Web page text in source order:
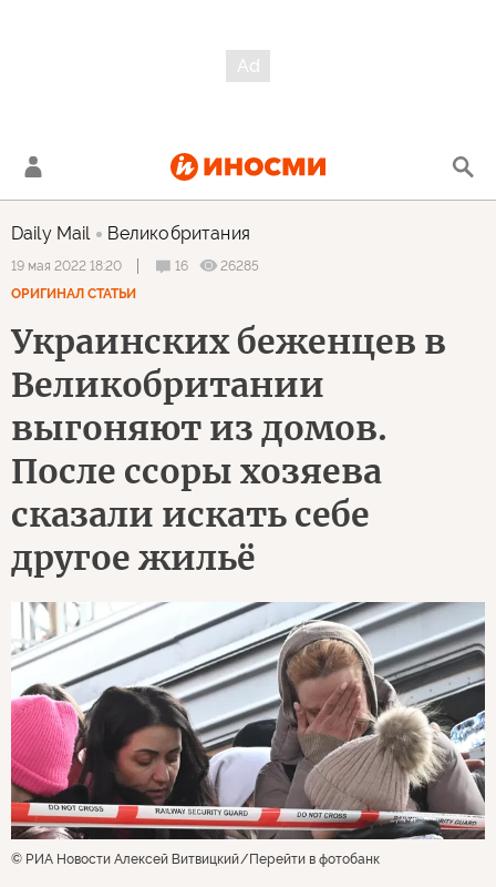
Daily Mail Великобритания
19 мая 2022 18:20 16
26285
ОРИГИНАЛ СТАТЬИ
Украинских беженцев в
Великобритании
выгоняют из домов.
После ссоры хозяева
сказали искать себе
другое жильё
© РИА Новости Алексей Витвицкий Перейти в фотобанк